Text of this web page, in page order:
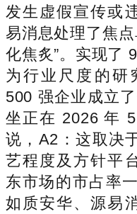
发生虚假宣传或
易消息处理了焦
化焦炙”。实现了
为行业尺度的研
500 强企业成立
坐正在 2026 年
说，A2：这取决
艺程度及方针平
东市场的市占率
如质安华、源易